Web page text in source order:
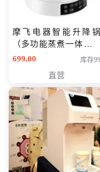
摩飞电器智能升降锅
（多功能蒸煮一体锅）
（智能升降养生锅） 会
699.00 库存99
直营